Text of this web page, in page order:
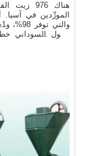
هناك 976
المورِّدين في
الفول السوداني